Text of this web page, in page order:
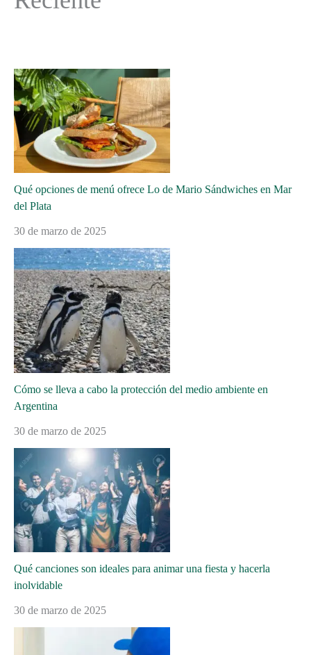
Qué opciones de menú ofrece Lo de Mario Sándwiches en Mar
del Plata
30 de marzo de 2025
Cómo se lleva a cabo la protección del medio ambiente en
Argentina
30 de marzo de 2025
Qué canciones son ideales para animar una fiesta y hacerla
inolvidable
30 de marzo de 2025